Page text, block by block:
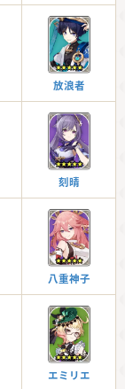
放浪者
刻晴
八重神子
エミリエ